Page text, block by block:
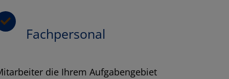
Fachpersonal
die Ihrem Aufgabengebiet